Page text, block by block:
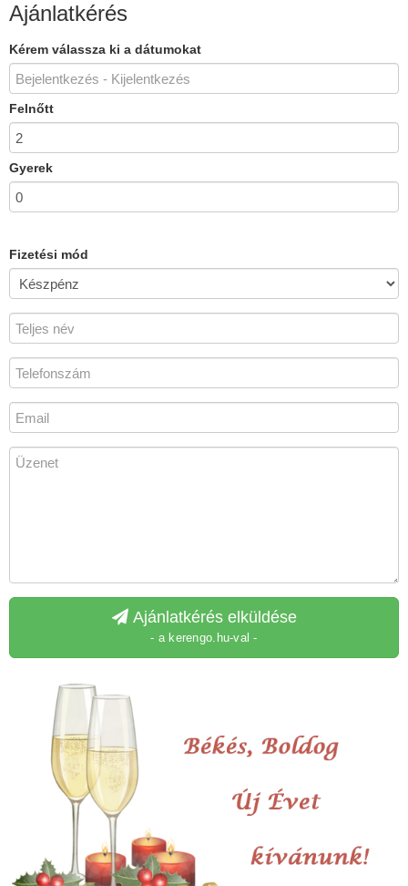
Ajánlatkérés
Kérem válassza ki a dátumokat
Felnőtt
Gyerek
Fizetési mód
Ajánlatkérés elküldése
- a kerengo.hu-val -